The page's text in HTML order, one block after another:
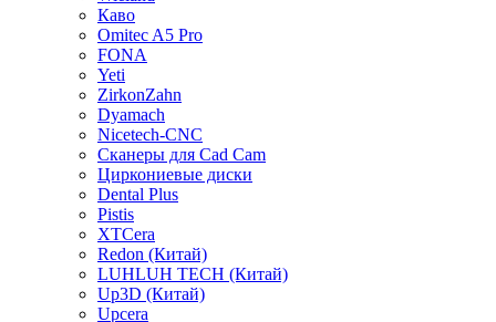
Каво
Omitec A5 Pro
FONA
Yeti
ZirkonZahn
Dyamach
Nicetech-CNC
Сканеры для Cad Cam
Циркониевые диски
Dental Plus
Pistis
XTCera
Redon (Китай)
LUHLUH TECH (Китай)
Up3D (Китай)
Upcera